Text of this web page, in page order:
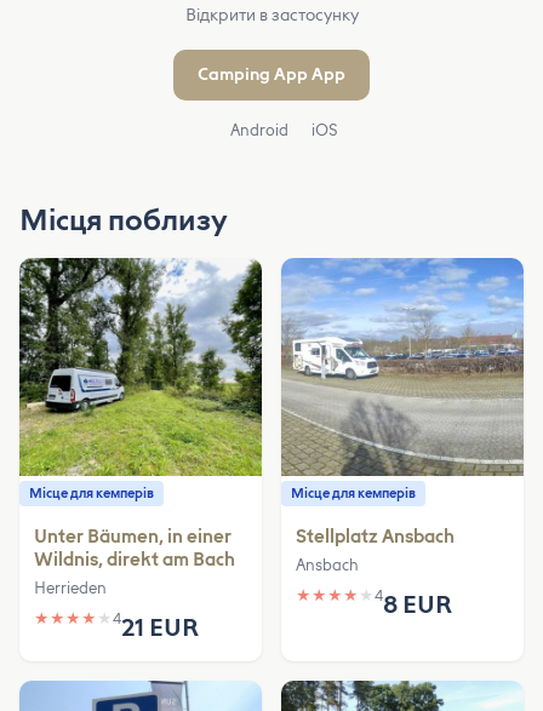
Відкрити в застосунку
Camping App App
Android iOS
Місця поблизу
Місце для кемперів
Unter Bäumen, in einer
Wildnis, direkt am Bach
Herrieden
★ ★ ★ ★ ★ 421 EUR
Місце для кемперів
Stellplatz Ansbach
Ansbach
★ ★ ★ ★ ★ 48 EUR